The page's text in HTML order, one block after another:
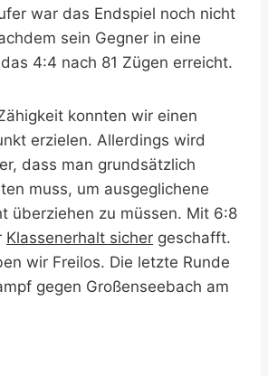
war das Endspiel noch nicht
sein Gegner in eine
4:4 nach 81 Zügen erreicht.
konnten wir einen
erzielen. Allerdings wird
dass man grundsätzlich
muss, um ausgeglichene
überziehen zu müssen. Mit 6:8
Klassenerhalt sicher geschafft.
wir Freilos. Die letzte Runde
gegen Großenseebach am